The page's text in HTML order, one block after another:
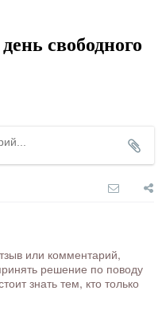
свободного
или комментарий,
решение по поводу
знать тем, кто только